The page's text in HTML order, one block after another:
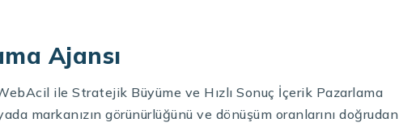
Ajansı
ile Stratejik Büyüme ve Hızlı Sonuç İçerik Pazarlama
markanızın görünürlüğünü ve dönüşüm oranlarını doğrudan